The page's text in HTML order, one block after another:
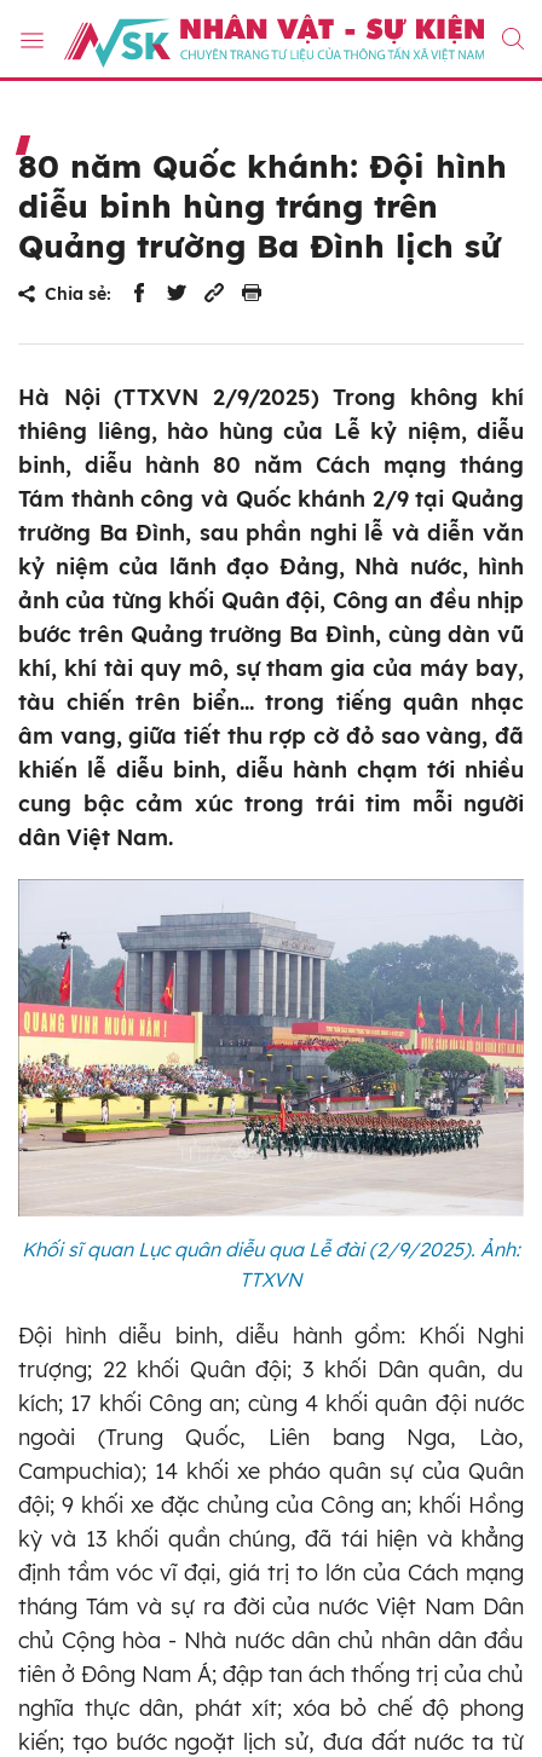
80 năm Quốc khánh: Đội hình
diễu binh hùng tráng trên
Quảng trường Ba Đình lịch sử
Chia sẻ:
Hà Nội (TTXVN 2/9/2025) Trong không khí
thiêng liêng, hào hùng của Lễ kỷ niệm, diễu
binh, diễu hành 80 năm Cách mạng tháng
Tám thành công và Quốc khánh 2/9 tại Quảng
trường Ba Đình, sau phần nghi lễ và diễn văn
kỷ niệm của lãnh đạo Đảng, Nhà nước, hình
ảnh của từng khối Quân đội, Công an đều nhịp
bước trên Quảng trường Ba Đình, cùng dàn vũ
khí, khí tài quy mô, sự tham gia của máy bay,
tàu chiến trên biển... trong tiếng quân nhạc
âm vang, giữa tiết thu rợp cờ đỏ sao vàng, đã
khiến lễ diễu binh, diễu hành chạm tới nhiều
cung bậc cảm xúc trong trái tim mỗi người
dân Việt Nam.
Khối sĩ quan Lục quân diễu qua Lễ đài (2/9/2025). Ảnh:
TTXVN
Đội hình diễu binh, diễu hành gồm: Khối Nghi
trượng; 22 khối Quân đội; 3 khối Dân quân, du
kích; 17 khối Công an; cùng 4 khối quân đội nước
ngoài (Trung Quốc, Liên bang Nga, Lào,
Campuchia); 14 khối xe pháo quân sự của Quân
đội; 9 khối xe đặc chủng của Công an; khối Hồng
kỳ và 13 khối quần chúng, đã tái hiện và khẳng
định tầm vóc vĩ đại, giá trị to lớn của Cách mạng
tháng Tám và sự ra đời của nước Việt Nam Dân
chủ Cộng hòa - Nhà nước dân chủ nhân dân đầu
tiên ở Đông Nam Á; đập tan ách thống trị của chủ
nghĩa thực dân, phát xít; xóa bỏ chế độ phong
kiến; tạo bước ngoặt lịch sử, đưa đất nước ta từ